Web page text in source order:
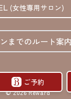
(女性専用サロン)
までのルート案内
© 2026 Reward
ご予約